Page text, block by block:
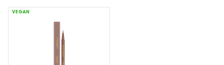
VEGAN